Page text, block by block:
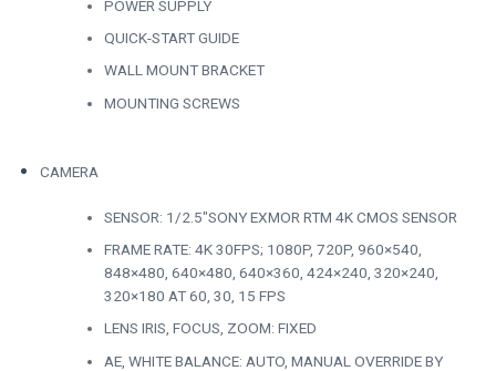
POWER SUPPLY
QUICK-START GUIDE
WALL MOUNT BRACKET
MOUNTING SCREWS
CAMERA
SENSOR: 1/2.5″SONY EXMOR RTM 4K CMOS SENSOR
FRAME RATE: 4K 30FPS; 1080P, 720P, 960×540,
848×480, 640×480, 640×360, 424×240, 320×240,
320×180 AT 60, 30, 15 FPS
LENS IRIS, FOCUS, ZOOM: FIXED
AE, WHITE BALANCE: AUTO, MANUAL OVERRIDE BY